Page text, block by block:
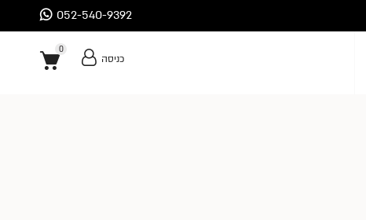
052-540-9392
0
כניסה